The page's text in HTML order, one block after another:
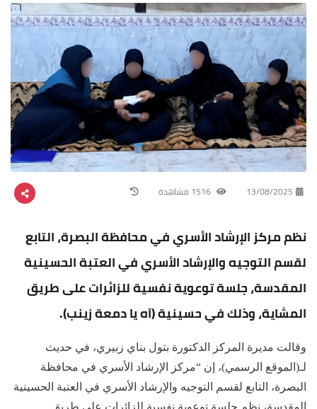
13/08/2025
نظم مركز الإرشاد الأسري في محافظة البصرة، التابع
لقسم التوجيه والإرشاد الأسري في العتبة الحسينية
المقدسة، جلسة توعوية نفسية للزائرات على طريق
المشاية، وذلك في حسينية (آه يا دمعة زينب).
وقالت مديرة المركز الدكتورة بتول بناي زبيري، في حديث
لـ(الموقع الرسمي)، إن “مركز الإرشاد الأسري في محافظة
البصرة، التابع لقسم التوجيه والإرشاد الأسري في العتبة الحسينية
المقدسة، نظم جلسة توعوية نفسية للزائرات على طريق